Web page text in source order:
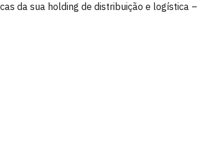
da sua holding de distribuição e logística –